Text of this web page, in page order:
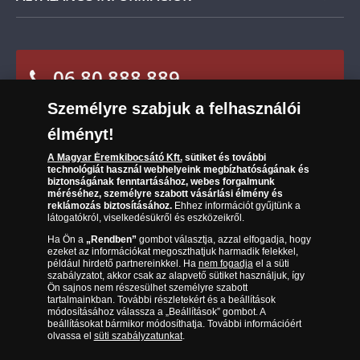
A 12 apostol kollekciókizárólag Társaságunk
világszerte mindössze 5 000 teljes
kollekció érhető el belőle, szigorúan limitált
példányszáma még magasabb szintre emeli a
színezüst érem gyűjtemény exkluzivitását.
A kollekció gyűjtése során Ön AJÁNDÉKBA kapja
a következőket kiegészítőket:
Elegáns éremtartó album és tanúsítványtartó
mappa már az első küldeménnyel
Eredetiséget Igazoló Tanúsítvány minden
éremhez
Izgalmas életrajzi leírás a sorozat minden
eleméhez
Tulajdonosi Tanúsítvány a kollekcióhoz
Bármelyik érmet visszaküldhetem
számított 14 napon belüla Magyar
Éremkibocsátó Kft. részére. Telefonon vagy az
arról szóló írásos nyilatkozat elküldésével
bármikor lemondhatom a kollekció gyűjtését.
Leiratkozás a hírlevélről
Sütik (cookies) használata
Süti (cookies)Beállítások
Társaságunkról
Az érmék és érmek ára és értéke
Gyakran ismételt kérdések
Adatkezelés
06 80 888 889
(díjmentesen hívható hétfőtől csütörtökig 9.00 és 17.00
óra között, péntekenként 9.00 és 15.00 óra között)
Magyar Éremkibocsátó Kft. 1134 Budapest, Váci út 33. Cégjegyzékszám: 01-09-
Személyre szabjuk a felhasználói
élményt!
A Magyar Éremkibocsátó Kft.sütiket és további
technológiát használ webhelyeink megbízhatóságának és
biztonságának fenntartásához, webes forgalmunk
méréséhez, személyre szabott vásárlási élmény és
reklámozás biztosításához.Ehhez információt gyűjtünk a
látogatókról, viselkedésükről és eszközeikről.
Ha Ön a „Rendben”gombot választja, azzal elfogadja, hogy
ezeket az információkat megoszthatjuk harmadik felekkel,
például hirdető partnereinkkel. Ha nem fogadjael a süti
szabályzatot, akkor csak az alapvető sütiket használjuk, így
Ön sajnos nem részesülhet személyre szabott
tartalmainkban. További részletekért és a beállítások
módosításához válassza a „Beállítások” gombot. A
beállításokat bármikor módosíthatja. További információért
olvassa el süti szabályzatunkat.